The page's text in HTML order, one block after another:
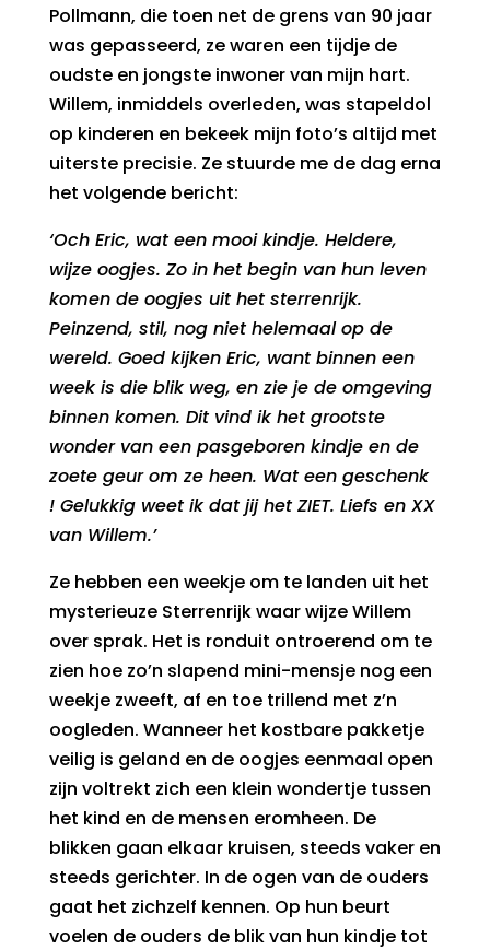
Pollmann, die toen net de grens van 90 jaar
was gepasseerd, ze waren een tijdje de
oudste en jongste inwoner van mijn hart.
Willem, inmiddels overleden, was stapeldol
op kinderen en bekeek mijn foto’s altijd met
uiterste precisie. Ze stuurde me de dag erna
het volgende bericht:
‘Och Eric, wat een mooi kindje. Heldere,
wijze oogjes. Zo in het begin van hun leven
komen de oogjes uit het sterrenrijk.
Peinzend, stil, nog niet helemaal op de
wereld. Goed kijken Eric, want binnen een
week is die blik weg, en zie je de omgeving
binnen komen. Dit vind ik het grootste
wonder van een pasgeboren kindje en de
zoete geur om ze heen. Wat een geschenk
! Gelukkig weet ik dat jij het ZIET. Liefs en XX
van Willem.’
Ze hebben een weekje om te landen uit het
mysterieuze Sterrenrijk waar wijze Willem
over sprak. Het is ronduit ontroerend om te
zien hoe zo’n slapend mini-mensje nog een
weekje zweeft, af en toe trillend met z’n
oogleden. Wanneer het kostbare pakketje
veilig is geland en de oogjes eenmaal open
zijn voltrekt zich een klein wondertje tussen
het kind en de mensen eromheen. De
blikken gaan elkaar kruisen, steeds vaker en
steeds gerichter. In de ogen van de ouders
gaat het zichzelf kennen. Op hun beurt
voelen de ouders de blik van hun kindje tot